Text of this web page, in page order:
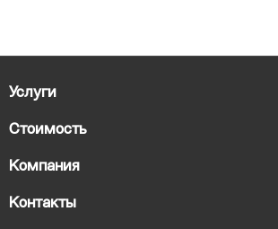
Услуги
Стоимость
Компания
Контакты